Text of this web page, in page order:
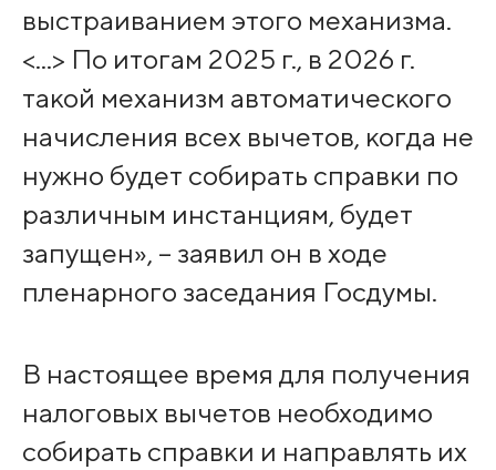
выстраиванием этого механизма.
<...> По итогам 2025 г., в 2026 г.
такой механизм автоматического
начисления всех вычетов, когда не
нужно будет собирать справки по
различным инстанциям, будет
запущен», – заявил он в ходе
пленарного заседания Госдумы.
В настоящее время для получения
налоговых вычетов необходимо
собирать справки и направлять их